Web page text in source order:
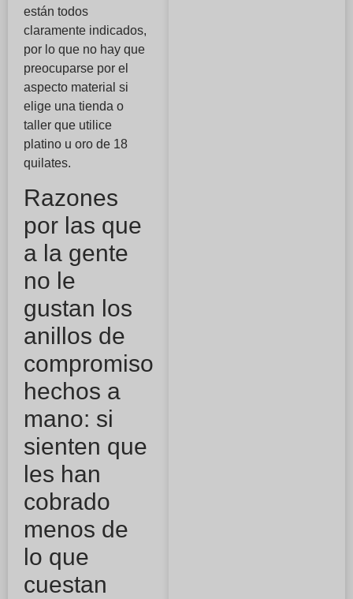
están todos
claramente indicados,
por lo que no hay que
preocuparse por el
aspecto material si
elige una tienda o
taller que utilice
platino u oro de 18
quilates.
Razones
por las que
a la gente
no le
gustan los
anillos de
compromiso
hechos a
mano: si
sienten que
les han
cobrado
menos de
lo que
cuestan